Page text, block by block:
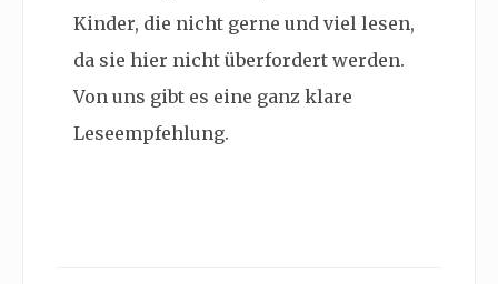
Kinder, die nicht gerne und viel lesen,
da sie hier nicht überfordert werden.
Von uns gibt es eine ganz klare
Leseempfehlung.